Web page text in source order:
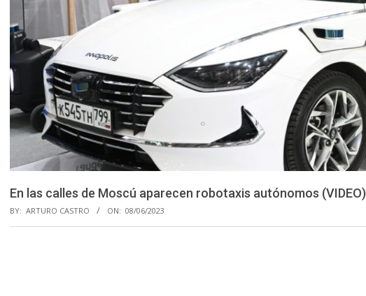
En las calles de Moscú aparecen robotaxis autónomos (VIDEO)
BY: ARTURO CASTRO ON: 08/06/2023